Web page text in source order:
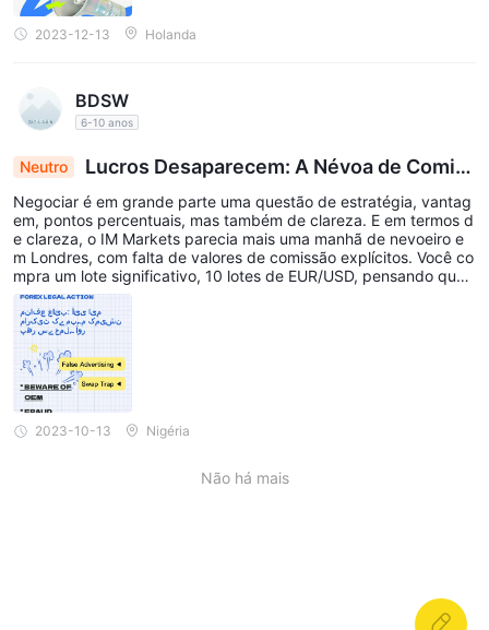
2023-12-13 Holanda
BDSW
6-10 anos
Neutro
Lucros Desaparecem: A Névoa de Comis
sões da IM Markets Atinge os Traders Durament
e
Negociar é em grande parte uma questão de estratégia, vantag
em, pontos percentuais, mas também de clareza. E em termos d
e clareza, o IM Markets parecia mais uma manhã de nevoeiro e
m Londres, com falta de valores de comissão explícitos. Você co
mpra um lote significativo, 10 lotes de EUR/USD, pensando que
calculou todos os custos com as informações mínimas e vagas s
obre comissões fornecidas pela IM Markets. Sua negociação oc
orre conforme planejado e você está prevendo um lucro substan
cial. Você fecha a negociação, sentindo-se como um guerreiro vi
torioso enquanto espera que os lucros reflitam em sua conta. E e
ntão, bam! Do nada, uma parte significativa do seu lucro é corta
da como comissão.
2023-10-13 Nigéria
Não há mais